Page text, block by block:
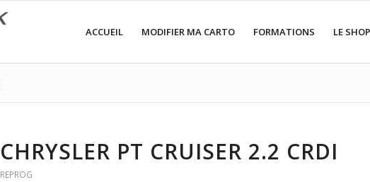
ACCUEIL MODIFIER MA CARTO FORMATIONS LE SHOP
CHRYSLER PT CRUISER 2.2 CRDI
REPROG